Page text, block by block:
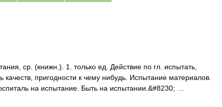
ср. (книжн.). 1. только ед. Действие по гл. испытать,
качеств, пригодности к чему нибудь. Испытание материалов.
на испытание. Быть на испытании.&#8230; …